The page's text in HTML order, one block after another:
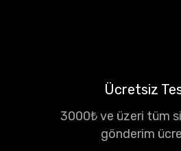
Ücretsiz
3000₺ ve üzeri tüm
gönderim